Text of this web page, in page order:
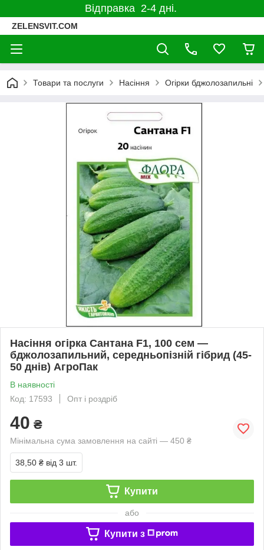
Відправка 2-4 дні.
ZELENSVIT.COM
Товари та послуги Насіння Огірки бджолозапильні
Насіння огірка Сантана F1, 100 сем —
бджолозапильний, середньопізній гібрид (45-
50 днів) АгроПак
В наявності
Код: 17593
Опт і роздріб
40 ₴
Мінімальна сума замовлення на сайті — 450 ₴
38,50 ₴ від 3 шт.
Купити
або
Купити з